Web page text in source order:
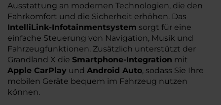
Ausstattung an modernen Technologien, die den
Fahrkomfort und die Sicherheit erhöhen. Das
IntelliLink-Infotainmentsystem sorgt für eine
einfache Steuerung von Navigation, Musik und
Fahrzeugfunktionen. Zusätzlich unterstützt der
Grandland X die Smartphone-Integration mit
Apple CarPlay und Android Auto, sodass Sie Ihre
mobilen Geräte bequem im Fahrzeug nutzen
können.